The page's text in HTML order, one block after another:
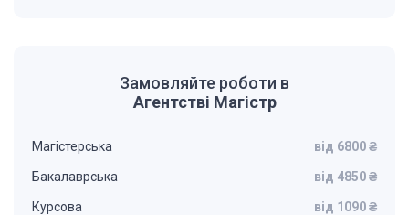
Замовляйте роботи в
Агентстві Магістр
Магістерська від 6800 ₴
Бакалаврська від 4850 ₴
Курсова від 1090 ₴